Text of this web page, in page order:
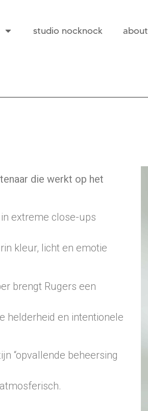
studio nocknock about
die werkt op het
extreme close-ups
kleur, licht en emotie
brengt Rugers een
helderheid en intentionele
“opvallende beheersing